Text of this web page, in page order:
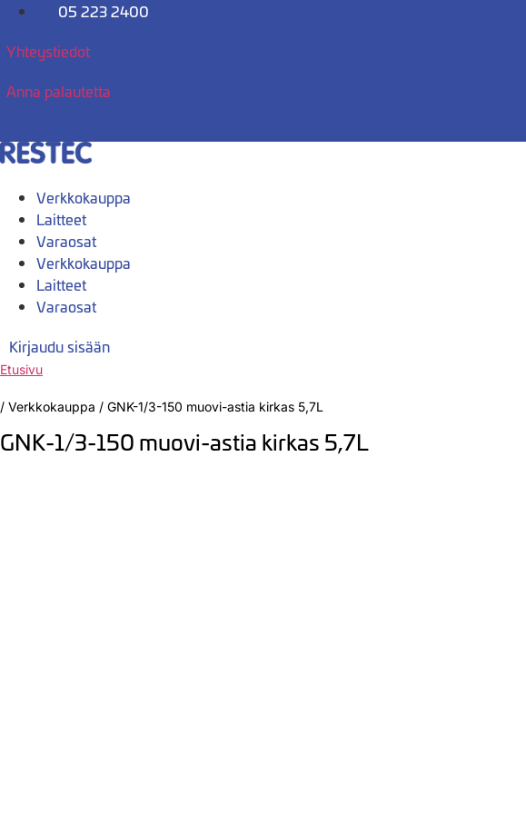
Mene
05 223 2400
Yhteystiedot
Anna palautetta
Verkkokauppa
Laitteet
Varaosat
Verkkokauppa
Laitteet
Varaosat
Kirjaudu sisään
Etusivu
/ Verkkokauppa / GNK-1/3-150 muovi-astia kirkas 5,7L
GNK-1/3-150 muovi-astia kirkas 5,7L